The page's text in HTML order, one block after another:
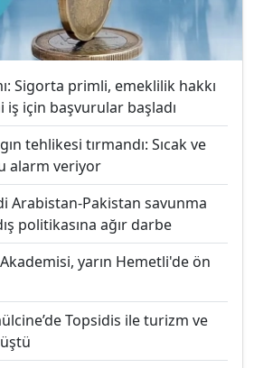
Sigorta primli, emeklilik hakkı
iş için başvurular başladı
tehlikesi tırmandı: Sıcak ve
alarm veriyor
Arabistan-Pakistan savunma
politikasına ağır darbe
yarın Hemetli'de ön
Topsidis ile turizm ve